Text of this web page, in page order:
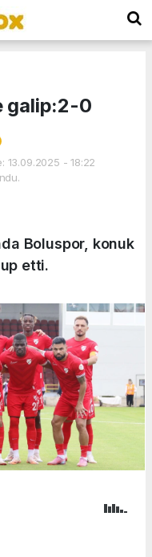
galip:2-0
13.09.2025 - 18:22
Boluspor, konuk
etti.